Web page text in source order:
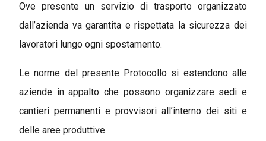
Ove presente un servizio di trasporto organizzato
dall’azienda va garantita e rispettata la sicurezza dei
lavoratori lungo ogni spostamento.
Le norme del presente Protocollo si estendono alle
aziende in appalto che possono organizzare sedi e
cantieri permanenti e provvisori all’interno dei siti e
delle aree produttive.